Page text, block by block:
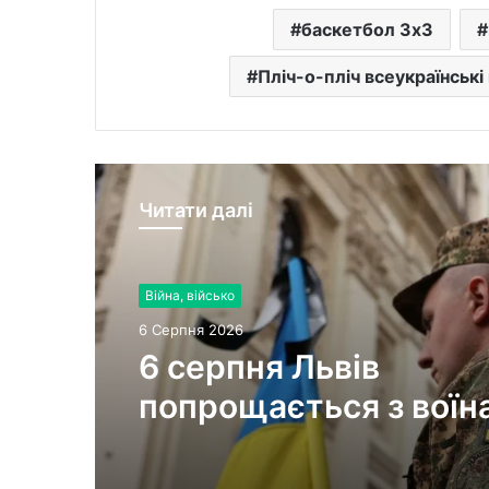
баскетбол 3х3
Пліч-о-пліч всеукраїнські
Читати далі
Війна, військо
6 Серпня 2026
6 серпня Львів
попрощається з
Миколою Слєпком та